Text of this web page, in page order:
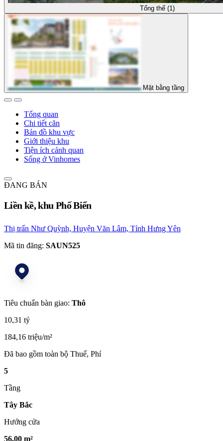
Tổng thể (1)
Mặt bằng tầng
Tổng quan
Chi tiết căn
Bản đồ khu vực
Giới thiệu khu
Tiện ích cảnh quan
Sống ở Vinhomes
ĐANG BÁN
Liền kề, khu Phố Biển
Thị trấn Như Quỳnh, Huyện Văn Lâm, Tỉnh Hưng Yên
Mã tin đăng: SAUN525
Tiêu chuẩn bàn giao: Thô
10,31 tỷ
184,16 triệu/m²
Đã bao gồm toàn bộ Thuế, Phí
5
Tầng
Tây Bắc
Hướng cửa
56,00 m²